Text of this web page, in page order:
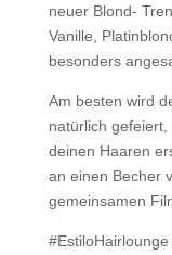
neuer Blond-
Vanille,
besonders
Am besten wird
natürlich
deinen Haaren
an einen Becher
gemeinsamen